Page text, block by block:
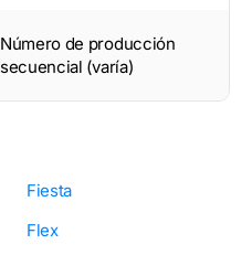
Número de producción
secuencial (varía)
Fiesta
Flex